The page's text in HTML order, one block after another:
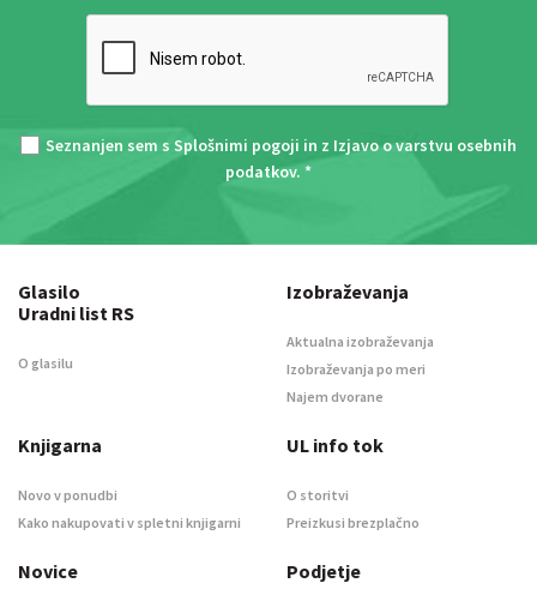
Seznanjen sem s Splošnimi pogoji in z Izjavo o varstvu osebnih
podatkov. *
Glasilo
Uradni list RS
O glasilu
Izobraževanja
Aktualna izobraževanja
Izobraževanja po meri
Najem dvorane
Knjigarna
Novo v ponudbi
Kako nakupovati v spletni knjigarni
UL info tok
O storitvi
Preizkusi brezplačno
Novice Podjetje